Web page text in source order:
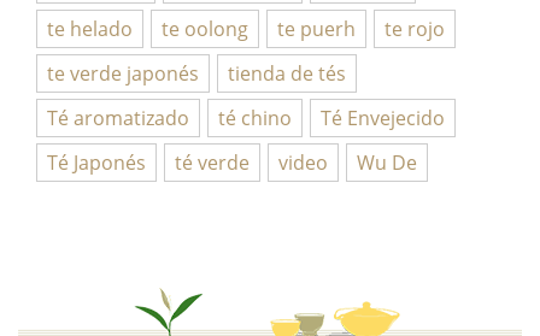
te helado
te oolong te puerh
te rojo
te verde japonés
tienda de tés
Té aromatizado
té chino
Té Envejecido
Té Japonés
té verde video Wu De